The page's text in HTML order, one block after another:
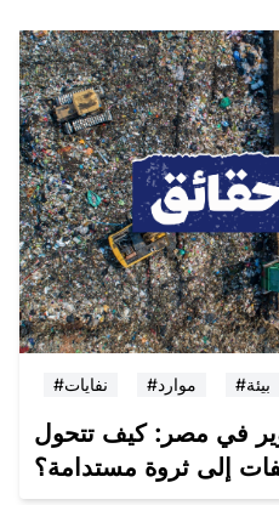
#نفايات #موارد #بيئة
في مصر: كيف تتحول
إلى ثروة مستدامة؟